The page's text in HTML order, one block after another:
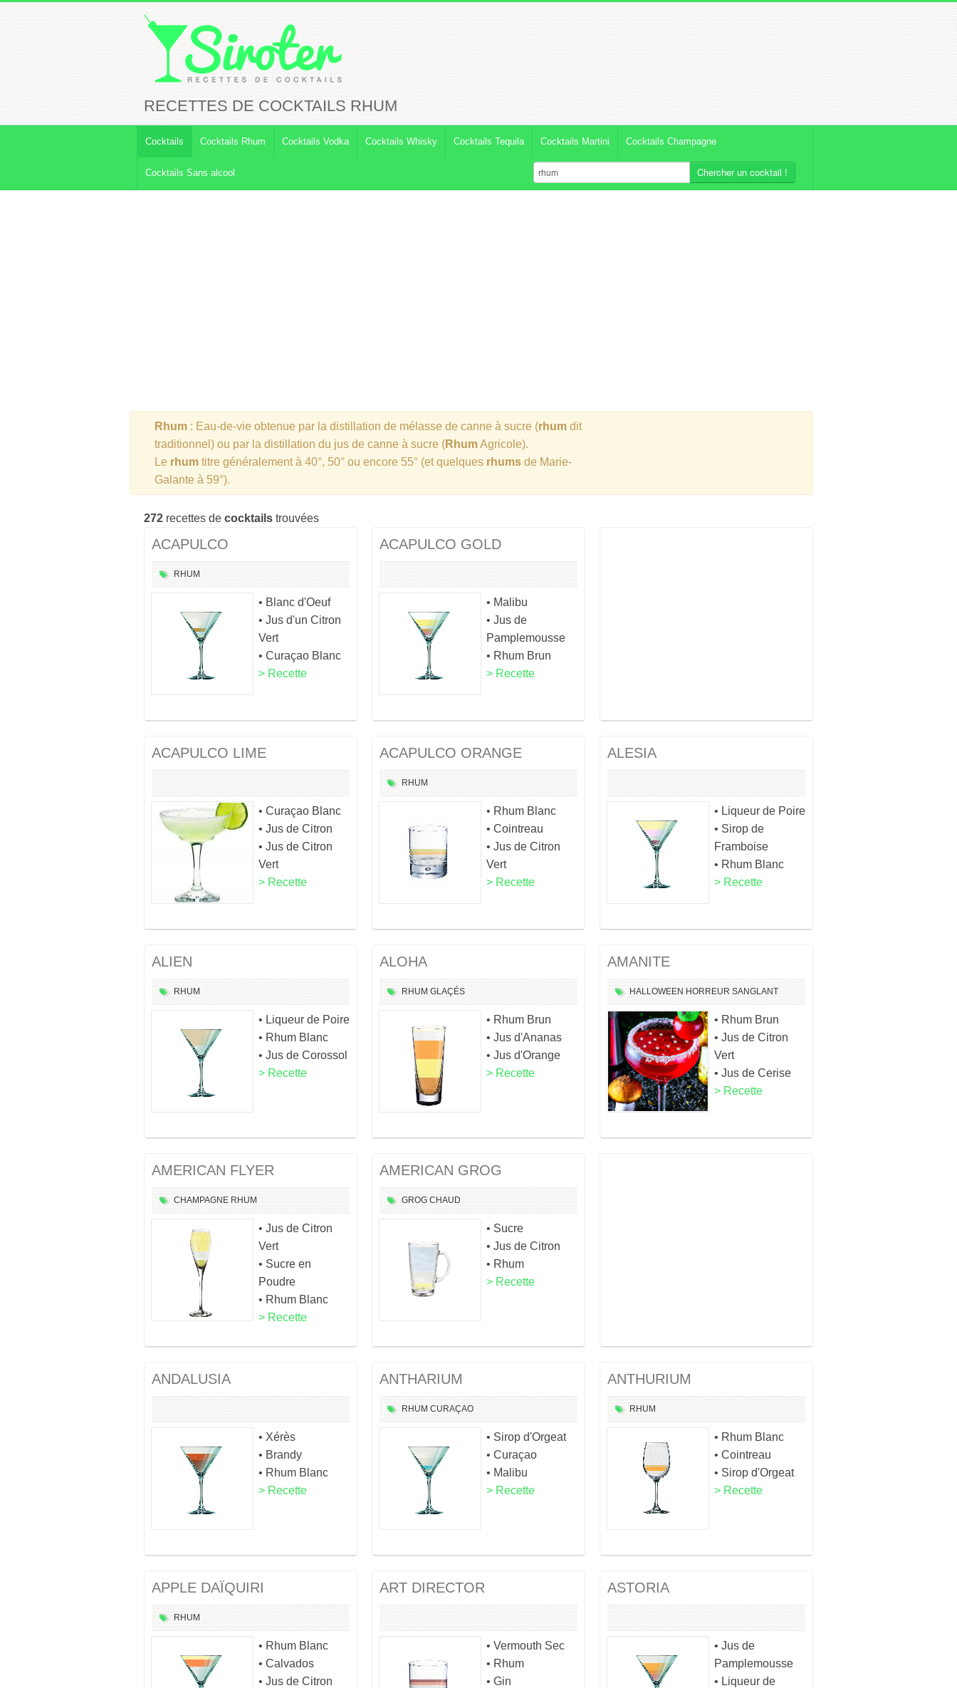
RECETTES DE COCKTAILS RHUM
Cocktails Cocktails Rhum Cocktails Vodka Cocktails Whisky Cocktails Tequila Cocktails Martini Cocktails Champagne
Cocktails Sans alcool Chercher un cocktail !
Rhum : Eau-de-vie obtenue par la distillation de mélasse de canne à sucre (rhum dit
traditionnel) ou par la distillation du jus de canne à sucre (RhumAgricole).
Le rhum titre généralement à 40°, 50° ou encore 55° (et quelques rhums de Marie-
Galante à 59°).
272 recettes de cocktails trouvées
ACAPULCO
RHUM
• Blanc d'Oeuf
• Jus d'un Citron
Vert
• Curaçao Blanc
> Recette
ACAPULCO GOLD
• Malibu
• Jus de
Pamplemousse
• Rhum Brun
> Recette
ACAPULCO LIME
• Curaçao Blanc
• Jus de Citron
• Jus de Citron
Vert
> Recette
ACAPULCO ORANGE
RHUM
• Rhum Blanc
• Cointreau
• Jus de Citron
Vert
> Recette
ALESIA
• Liqueur de Poire
• Sirop de
Framboise
• Rhum Blanc
> Recette
ALIEN
RHUM
• Liqueur de Poire
• Rhum Blanc
• Jus de Corossol
> Recette
ALOHA
RHUM GLAÇÉS
• Rhum Brun
• Jus d'Ananas
• Jus d'Orange
> Recette
AMANITE
HALLOWEEN HORREUR SANGLANT
• Rhum Brun
• Jus de Citron
Vert
• Jus de Cerise
> Recette
AMERICAN FLYER
CHAMPAGNE RHUM
• Jus de Citron
Vert
• Sucre en
Poudre
• Rhum Blanc
> Recette
AMERICAN GROG
GROG CHAUD
• Sucre
• Jus de Citron
• Rhum
> Recette
ANDALUSIA
• Xérès
• Brandy
• Rhum Blanc
> Recette
ANTHARIUM
RHUM CURAÇAO
• Sirop d'Orgeat
• Curaçao
• Malibu
> Recette
ANTHURIUM
RHUM
• Rhum Blanc
• Cointreau
• Sirop d'Orgeat
> Recette
APPLE DAÏQUIRI
RHUM
• Rhum Blanc
• Calvados
• Jus de Citron
ART DIRECTOR
• Vermouth Sec
• Rhum
• Gin
ASTORIA
• Jus de
Pamplemousse
• Liqueur de